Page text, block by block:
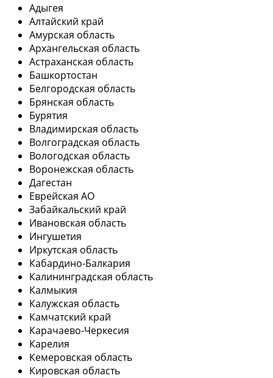
Адыгея
Алтайский край
Амурская область
Архангельская область
Астраханская область
Башкортостан
Белгородская область
Брянская область
Бурятия
Владимирская область
Волгоградская область
Вологодская область
Воронежская область
Дагестан
Еврейская АО
Забайкальский край
Ивановская область
Ингушетия
Иркутская область
Кабардино-Балкария
Калининградская область
Калмыкия
Калужская область
Камчатский край
Карачаево-Черкесия
Карелия
Кемеровская область
Кировская область